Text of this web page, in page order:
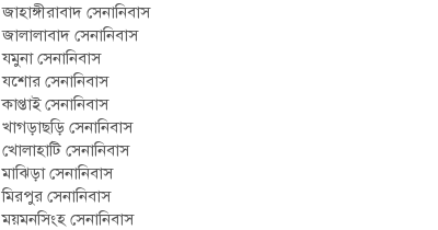
জাহাঙ্গীরাবাদ সেনানিবাস
জালালাবাদ সেনানিবাস
যমুনা সেনানিবাস
যশোর সেনানিবাস
কাপ্তাই সেনানিবাস
খাগড়াছড়ি সেনানিবাস
খোলাহাটি সেনানিবাস
মাঝিড়া সেনানিবাস
মিরপুর সেনানিবাস
ময়মনসিংহ সেনানিবাস